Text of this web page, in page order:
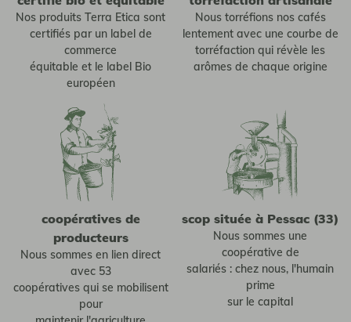
Nos produits Terra Etica sont
certifiés par un label de
commerce
équitable et le label Bio
européen
Nous torréfions nos cafés
lentement avec une courbe de
torréfaction qui révèle les
arômes de chaque origine
coopératives de
producteurs
Nous sommes en lien direct
avec 53
coopératives qui se mobilisent
pour
scop située à Pessac (33)
Nous sommes une
coopérative de
salariés : chez nous, l'humain
prime
sur le capital